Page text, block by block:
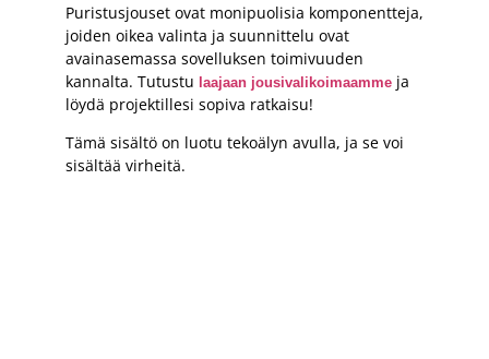
Puristusjouset ovat monipuolisia komponentteja,
joiden oikea valinta ja suunnittelu ovat
avainasemassa sovelluksen toimivuuden
kannalta. Tutustu laajaan jousivalikoimaamme ja
löydä projektillesi sopiva ratkaisu!
Tämä sisältö on luotu tekoälyn avulla, ja se voi
sisältää virheitä.